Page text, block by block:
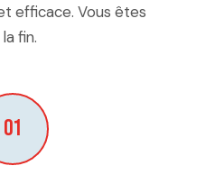
efficace. Vous êtes
fin.
01